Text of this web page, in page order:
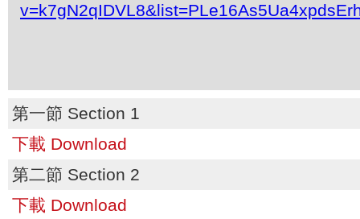
第一節 Section 1
下載 Download
第二節 Section 2
下載 Download